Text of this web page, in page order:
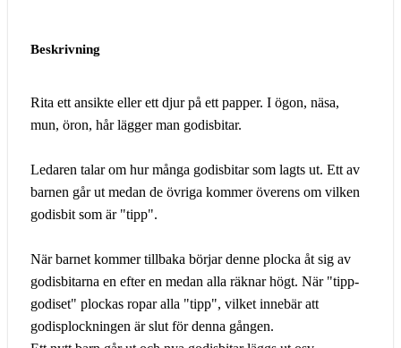
Beskrivning
Rita ett ansikte eller ett djur på ett papper. I ögon, näsa,
mun, öron, hår lägger man godisbitar.
Ledaren talar om hur många godisbitar som lagts ut. Ett av
barnen går ut medan de övriga kommer överens om vilken
godisbit som är "tipp".
När barnet kommer tillbaka börjar denne plocka åt sig av
godisbitarna en efter en medan alla räknar högt. När "tipp-
godiset" plockas ropar alla "tipp", vilket innebär att
godisplockningen är slut för denna gången.